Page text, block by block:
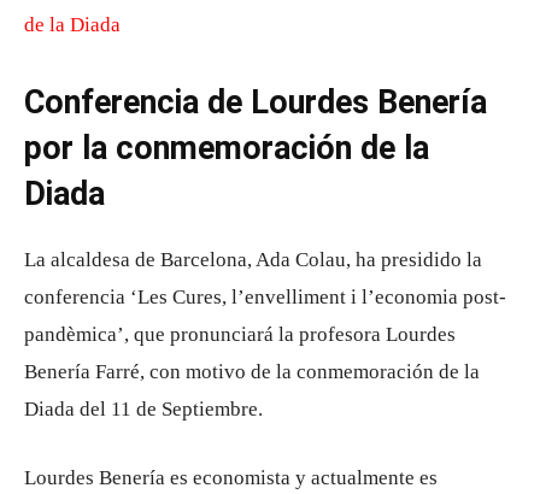
Conferencia de Lourdes Benería
por la conmemoración de la
Diada
La alcaldesa de Barcelona, Ada Colau, ha presidido la
conferencia ‘Les Cures, l’envelliment i l’economia post-
pandèmica’, que pronunciará la profesora Lourdes
Benería Farré, con motivo de la conmemoración de la
Diada del 11 de Septiembre.
Lourdes Benería es economista y actualmente es